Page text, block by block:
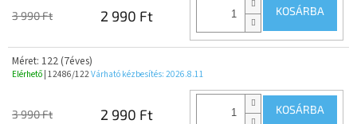
3 990 Ft 2 990 Ft KOSÁRBA
Méret: 122 (7éves)
Elérhető | 12486/122Várható kézbesítés: 2026.8.11
3 990 Ft 2 990 Ft KOSÁRBA